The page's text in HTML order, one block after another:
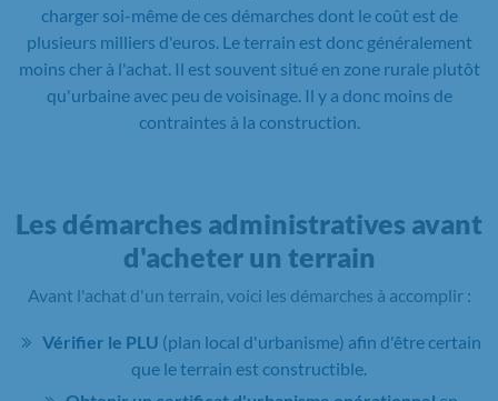
charger soi-même de ces démarches dont le coût est de
plusieurs milliers d'euros. Le terrain est donc généralement
moins cher à l'achat. Il est souvent situé en zone rurale plutôt
qu'urbaine avec peu de voisinage. Il y a donc moins de
contraintes à la construction.
Les démarches administratives avant
d'acheter un terrain
Avant l'achat d'un terrain, voici les démarches à accomplir :
Vérifier le PLU (plan local d'urbanisme) afin d'être certain
que le terrain est constructible.